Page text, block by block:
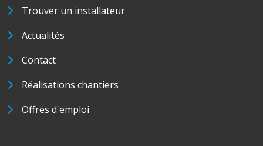
Trouver un installateur
Actualités
Contact
Réalisations chantiers
Offres d'emploi